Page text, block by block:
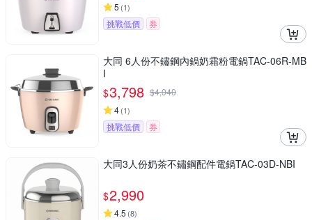
5 (1)
挑戰低價 券
大同 6人份不鏽鋼內鍋奶霜粉電鍋TAC-06R-MB
I
$3,798 $4,040
4(1)
挑戰低價 券
大同3人份奶茶不鏽鋼配件電鍋TAC-03D-NBI
$2,990
4.5 (8)